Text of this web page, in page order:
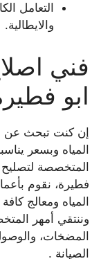
التعامل
والايطالية.
فني
ابو
إن كنت تبحث عن
المياه وبسعر
المتخصصة
فطيرة، نقوم
المياه ومعالج
وننتقي أمهر
المضخات،
الصيانة .